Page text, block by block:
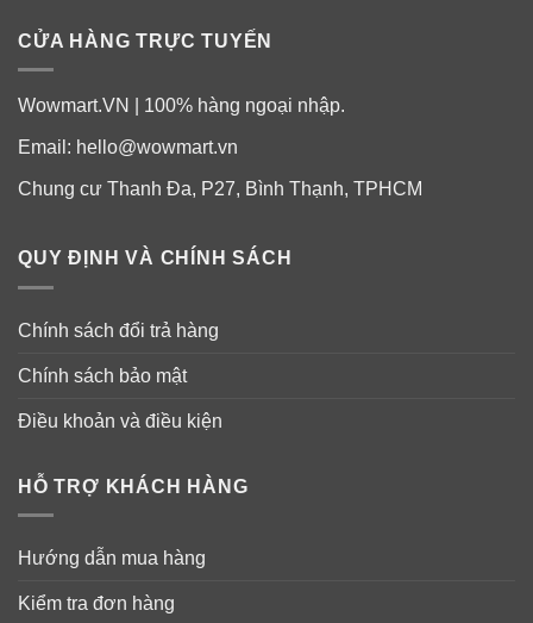
CỬA HÀNG TRỰC TUYẾN
Wowmart.VN | 100% hàng ngoại nhập.
Email: hello@wowmart.vn
Chung cư Thanh Đa, P27, Bình Thạnh, TPHCM
QUY ĐỊNH VÀ CHÍNH SÁCH
Chính sách đổi trả hàng
Chính sách bảo mật
Điều khoản và điều kiện
HỖ TRỢ KHÁCH HÀNG
Hướng dẫn mua hàng
Kiểm tra đơn hàng